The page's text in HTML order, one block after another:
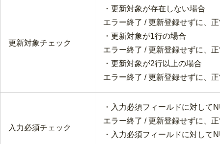
更新対象チェック
・更新対象が存在しない場合
エラー終了 / 更新登録せずに、
・更新対象が1行の場合
エラー終了 / 更新登録せずに、
・更新対象が2行以上の場合
エラー終了 / 更新登録せずに、
入力必須チェック
・入力必須フィールドに対して
エラー終了 / 更新登録せずに、
・入力必須フィールドに対して